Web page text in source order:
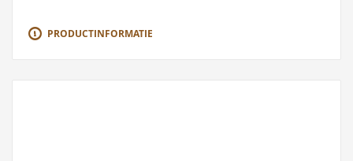
PRODUCTINFORMATIE